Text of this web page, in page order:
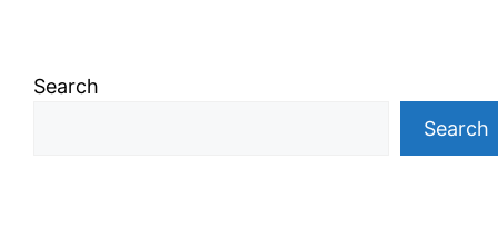
Search
Search